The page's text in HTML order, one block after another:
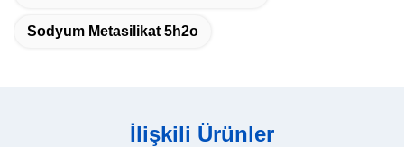
Sodyum Metasilikat 5h2o
İlişkili Ürünler